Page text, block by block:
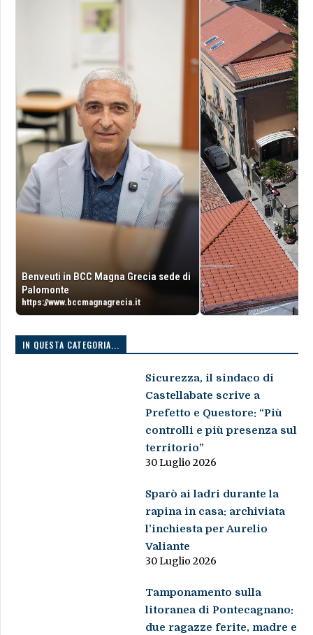
Benveuti in BCC Magna Grecia sede di
Palomonte
https://www.bccmagnagrecia.it
IN QUESTA CATEGORIA...
Sicurezza, il sindaco di
Castellabate scrive a
Prefetto e Questore: “Più
controlli e più presenza sul
territorio”
30 Luglio 2026
Sparò ai ladri durante la
rapina in casa: archiviata
l’inchiesta per Aurelio
Valiante
30 Luglio 2026
Tamponamento sulla
litoranea di Pontecagnano:
due ragazze ferite, madre e